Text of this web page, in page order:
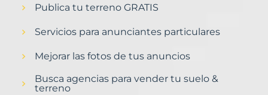
Publica tu terreno GRATIS
Servicios para anunciantes particulares
Mejorar las fotos de tus anuncios
Busca agencias para vender tu suelo &
terreno